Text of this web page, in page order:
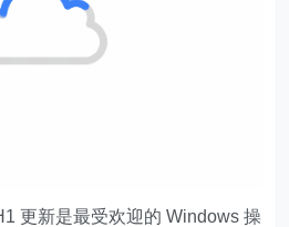
更新是最受欢迎的 Windows 操